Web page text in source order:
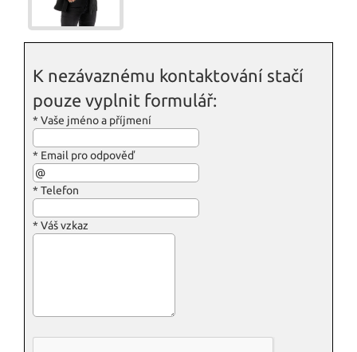
K nezávaznému kontaktování stačí
pouze vyplnit formulář:
* Vaše jméno a příjmení
* Email pro odpověď
* Telefon
* Váš vzkaz